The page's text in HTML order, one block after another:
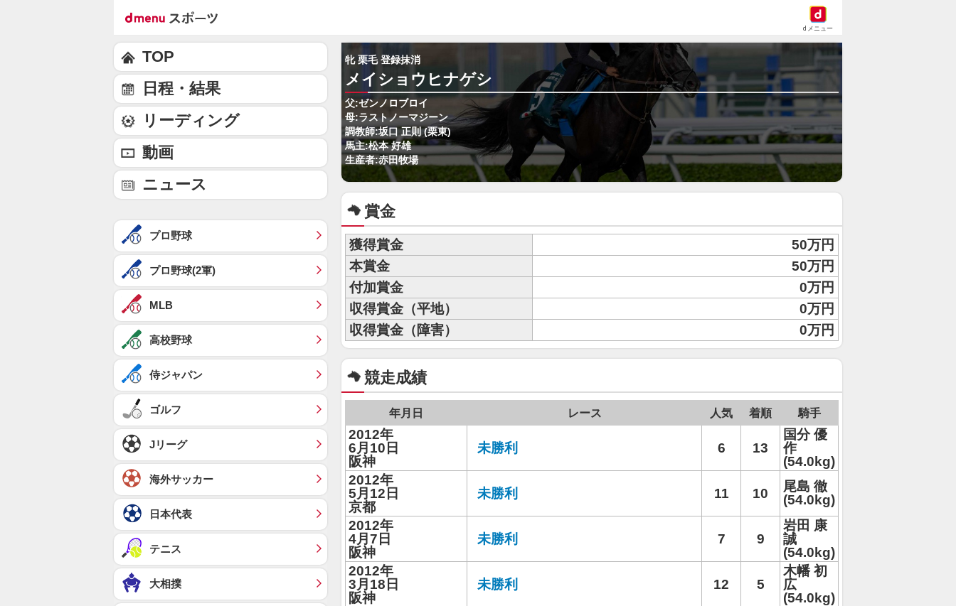
dメニュー
牝 栗毛 登録抹消
メイショウヒナゲシ
父:ゼンノロブロイ
母:ラストノーマジーン
調教師:坂口 正則 (栗東)
馬主:松本 好雄
生産者:赤田牧場
賞金
獲得賞金
50万円
本賞金
50万円
付加賞金
0万円
収得賞金（平地）
0万円
収得賞金（障害）
0万円
競走成績
年月日 レース 人気 着順 騎手
2012年
6月10日
阪神
未勝利 6 13
国分 優
作
(54.0kg)
2012年
5月12日
京都
未勝利 11 10
尾島 徹
(54.0kg)
2012年
4月7日
阪神
未勝利 7 9
岩田 康
誠
(54.0kg)
2012年
3月18日
阪神
未勝利 12 5
木幡 初
広
(54.0kg)
TOP
日程・結果
リーディング
動画
ニュース
プロ野球
プロ野球(2軍)
MLB
高校野球
侍ジャパン
ゴルフ
Jリーグ
海外サッカー
日本代表
テニス
大相撲